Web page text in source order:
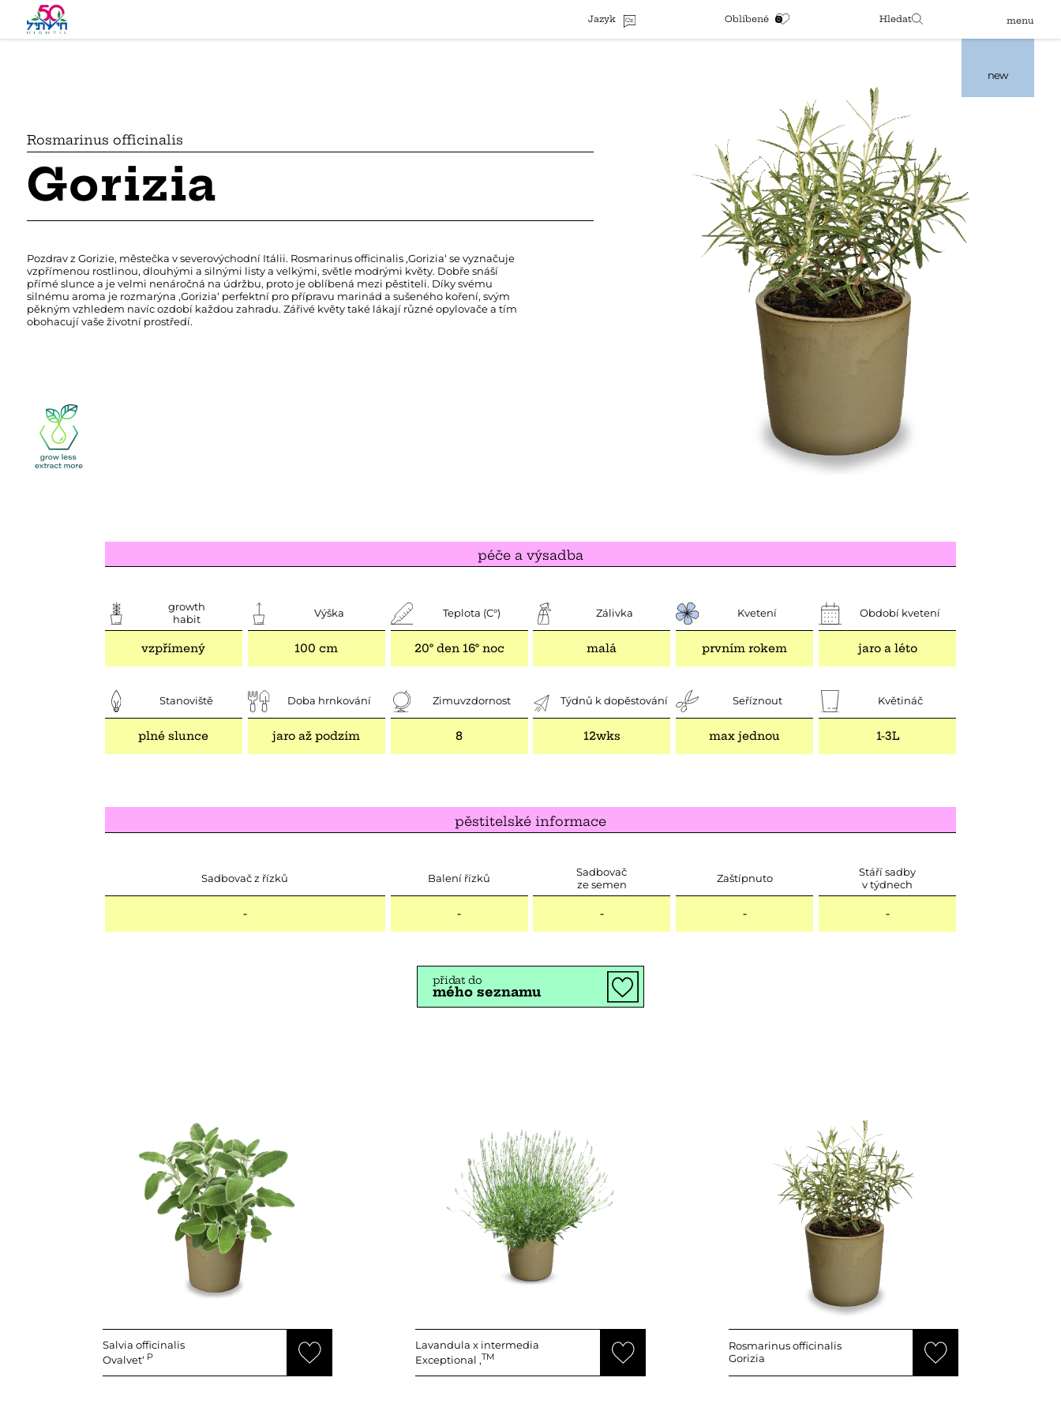
Jazyk Cz Oblíbené Hledat menu
new
Rosmarinus officinalis
Gorizia
Pozdrav z Gorizie, městečka v severovýchodní Itálii. Rosmarinus officinalis ‚Gorizia‘ se vyznačuje
vzpřímenou rostlinou, dlouhými a silnými listy a velkými, světle modrými květy. Dobře snáší
přímé slunce a je velmi nenáročná na údržbu, proto je oblíbená mezi pěstiteli. Díky svému
silnému aroma je rozmarýna ‚Gorizia‘ perfektní pro přípravu marinád a sušeného koření, svým
pěkným vzhledem navíc ozdobí každou zahradu. Zářivé květy také lákají různé opylovače a tím
obohacují vaše životní prostředí.
péče a výsadba
growth
habit
vzpřímený
Výška
100 cm
Teplota (C°)
20° den 16° noc
Zálivka
malá
Kvetení
prvním rokem
Období kvetení
jaro a léto
Stanoviště
plné slunce
Doba hrnkování
jaro až podzim
Zimuvzdornost
8
Týdnů k dopěstování
12wks
Seříznout
max jednou
Květináč
1-3L
pěstitelské informace
Sadbovač z řízků
-
Balení řízků
-
Sadbovač
ze semen
-
Zaštípnuto
-
Stáří sadby
v týdnech
-
přidat do
mého seznamu
Salvia officinalis
Ovalvet‘ P
Lavandula x intermedia
Exceptional ‚TM
Rosmarinus officinalis
Gorizia